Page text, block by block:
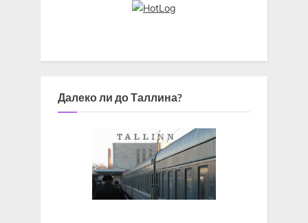
Далеко ли до Таллина?